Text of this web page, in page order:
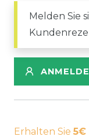
Melden Sie
Erhalten Sie 5€